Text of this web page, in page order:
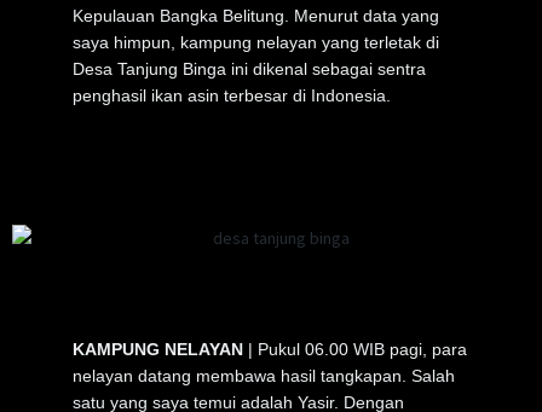
Kepulauan Bangka Belitung. Menurut data yang
saya himpun, kampung nelayan yang terletak di
Desa Tanjung Binga ini dikenal sebagai sentra
penghasil ikan asin terbesar di Indonesia.
KAMPUNG NELAYAN | Pukul 06.00 WIB pagi, para
nelayan datang membawa hasil tangkapan. Salah
satu yang saya temui adalah Yasir. Dengan